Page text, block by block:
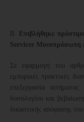
Β. Επιβλήθηκε
Servicer
Σε εφαρμογή του
εμπορικές πρακτικές
επεξεργασία
δοσολογίου και
δικαστικής απόφασης